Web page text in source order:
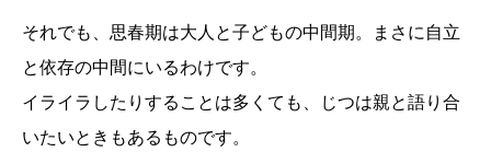
それでも、思春期は大人と子どもの中間期。まさに自立
と依存の中間にいるわけです。
イライラしたりすることは多くても、じつは親と語り合
いたいときもあるものです。